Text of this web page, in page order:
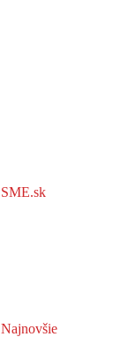
SME.sk
Najnovšie